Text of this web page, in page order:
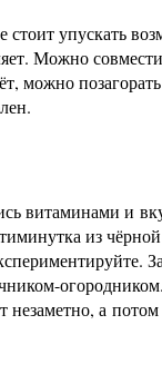
стоит упускать
Можно
можно
витаминами и
из
а